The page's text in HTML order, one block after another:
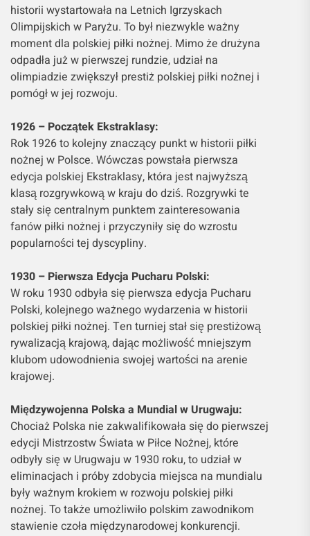
historii wystartowała na Letnich Igrzyskach
Olimpijskich w Paryżu. To był niezwykle ważny
moment dla polskiej piłki nożnej. Mimo że drużyna
odpadła już w pierwszej rundzie, udział na
olimpiadzie zwiększył prestiż polskiej piłki nożnej i
pomógł w jej rozwoju.
1926 – Początek Ekstraklasy:
Rok 1926 to kolejny znaczący punkt w historii piłki
nożnej w Polsce. Wówczas powstała pierwsza
edycja polskiej Ekstraklasy, która jest najwyższą
klasą rozgrywkową w kraju do dziś. Rozgrywki te
stały się centralnym punktem zainteresowania
fanów piłki nożnej i przyczyniły się do wzrostu
popularności tej dyscypliny.
1930 – Pierwsza Edycja Pucharu Polski:
W roku 1930 odbyła się pierwsza edycja Pucharu
Polski, kolejnego ważnego wydarzenia w historii
polskiej piłki nożnej. Ten turniej stał się prestiżową
rywalizacją krajową, dając możliwość mniejszym
klubom udowodnienia swojej wartości na arenie
krajowej.
Międzywojenna Polska a Mundial w Urugwaju:
Chociaż Polska nie zakwalifikowała się do pierwszej
edycji Mistrzostw Świata w Piłce Nożnej, które
odbyły się w Urugwaju w 1930 roku, to udział w
eliminacjach i próby zdobycia miejsca na mundialu
były ważnym krokiem w rozwoju polskiej piłki
nożnej. To także umożliwiło polskim zawodnikom
stawienie czoła międzynarodowej konkurencji.